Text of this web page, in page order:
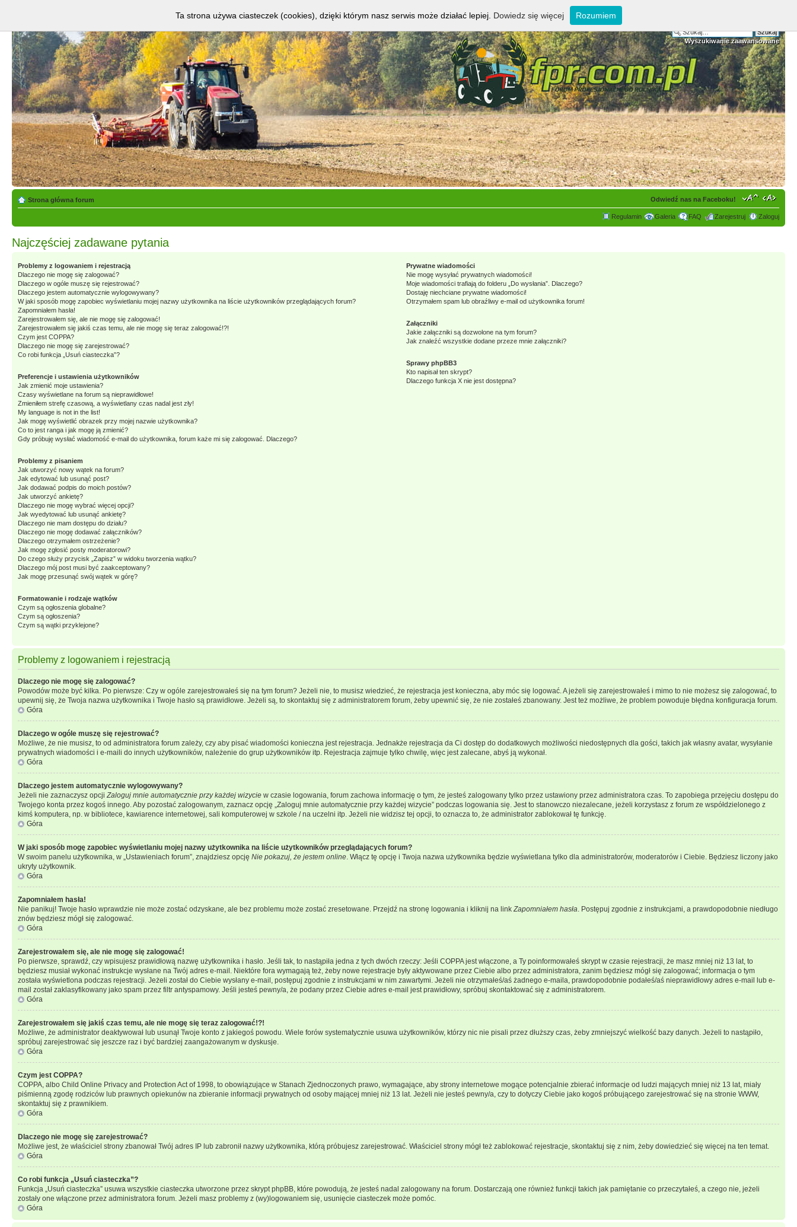
Wyszukiwanie zaawansowane
Strona główna forum Odwiedź nas na Faceboku!
Regulamin Galeria FAQ Zarejestruj Zaloguj
Najczęściej zadawane pytania
Problemy z logowaniem i rejestracją
Dlaczego nie mogę się zalogować?
Dlaczego w ogóle muszę się rejestrować?
Dlaczego jestem automatycznie wylogowywany?
W jaki sposób mogę zapobiec wyświetlaniu mojej nazwy użytkownika na liście użytkowników przeglądających forum?
Zapomniałem hasła!
Zarejestrowałem się, ale nie mogę się zalogować!
Zarejestrowałem się jakiś czas temu, ale nie mogę się teraz zalogować!?!
Czym jest COPPA?
Dlaczego nie mogę się zarejestrować?
Co robi funkcja „Usuń ciasteczka”?
Preferencje i ustawienia użytkowników
Jak zmienić moje ustawienia?
Czasy wyświetlane na forum są nieprawidłowe!
Zmieniłem strefę czasową, a wyświetlany czas nadal jest zły!
My language is not in the list!
Jak mogę wyświetlić obrazek przy mojej nazwie użytkownika?
Co to jest ranga i jak mogę ją zmienić?
Gdy próbuję wysłać wiadomość e-mail do użytkownika, forum każe mi się zalogować. Dlaczego?
Problemy z pisaniem
Jak utworzyć nowy wątek na forum?
Jak edytować lub usunąć post?
Jak dodawać podpis do moich postów?
Jak utworzyć ankietę?
Dlaczego nie mogę wybrać więcej opcji?
Jak wyedytować lub usunąć ankietę?
Dlaczego nie mam dostępu do działu?
Dlaczego nie mogę dodawać załączników?
Dlaczego otrzymałem ostrzeżenie?
Jak mogę zgłosić posty moderatorowi?
Do czego służy przycisk „Zapisz” w widoku tworzenia wątku?
Dlaczego mój post musi być zaakceptowany?
Jak mogę przesunąć swój wątek w górę?
Formatowanie i rodzaje wątków
Czym są ogłoszenia globalne?
Czym są ogłoszenia?
Czym są wątki przyklejone?
Prywatne wiadomości
Nie mogę wysyłać prywatnych wiadomości!
Moje wiadomości trafiają do folderu „Do wysłania”. Dlaczego?
Dostaję niechciane prywatne wiadomości!
Otrzymałem spam lub obraźliwy e-mail od użytkownika forum!
Załączniki
Jakie załączniki są dozwolone na tym forum?
Jak znaleźć wszystkie dodane przeze mnie załączniki?
Sprawy phpBB3
Kto napisał ten skrypt?
Dlaczego funkcja X nie jest dostępna?
Problemy z logowaniem i rejestracją
Dlaczego nie mogę się zalogować?
Powodów może być kilka. Po pierwsze: Czy w ogóle zarejestrowałeś się na tym forum? Jeżeli nie, to musisz wiedzieć, że rejestracja jest konieczna, aby móc się logować. A jeżeli się zarejestrowałeś i mimo to nie możesz się zalogować, to
upewnij się, że Twoja nazwa użytkownika i Twoje hasło są prawidłowe. Jeżeli są, to skontaktuj się z administratorem forum, żeby upewnić się, że nie zostałeś zbanowany. Jest też możliwe, że problem powoduje błędna konfiguracja forum.
Góra
Dlaczego w ogóle muszę się rejestrować?
Możliwe, że nie musisz, to od administratora forum zależy, czy aby pisać wiadomości konieczna jest rejestracja. Jednakże rejestracja da Ci dostęp do dodatkowych możliwości niedostępnych dla gości, takich jak własny avatar, wysyłanie
prywatnych wiadomości i e-maili do innych użytkowników, należenie do grup użytkowników itp. Rejestracja zajmuje tylko chwilę, więc jest zalecane, abyś ją wykonał.
Góra
Dlaczego jestem automatycznie wylogowywany?
Jeżeli nie zaznaczysz opcjiZaloguj mnie automatycznie przy każdej wizycie w czasie logowania, forum zachowa informację o tym, że jesteś zalogowany tylko przez ustawiony przez administratora czas. To zapobiega przejęciu dostępu do
Twojego konta przez kogoś innego. Aby pozostać zalogowanym, zaznacz opcję „Zaloguj mnie automatycznie przy każdej wizycie” podczas logowania się. Jest to stanowczo niezalecane, jeżeli korzystasz z forum ze współdzielonego z
kimś komputera, np. w bibliotece, kawiarence internetowej, sali komputerowej w szkole / na uczelni itp. Jeżeli nie widzisz tej opcji, to oznacza to, że administrator zablokował tę funkcję.
Góra
W jaki sposób mogę zapobiec wyświetlaniu mojej nazwy użytkownika na liście użytkowników przeglądających forum?
W swoim panelu użytkownika, w „Ustawieniach forum”, znajdziesz opcję Nie pokazuj, że jestem online. Włącz tę opcję i Twoja nazwa użytkownika będzie wyświetlana tylko dla administratorów, moderatorów i Ciebie. Będziesz liczony jako
ukryty użytkownik.
Góra
Zapomniałem hasła!
Nie panikuj! Twoje hasło wprawdzie nie może zostać odzyskane, ale bez problemu może zostać zresetowane. Przejdź na stronę logowania i kliknij na linkZapomniałem hasła. Postępuj zgodnie z instrukcjami, a prawdopodobnie niedługo
znów będziesz mógł się zalogować.
Góra
Zarejestrowałem się, ale nie mogę się zalogować!
Po pierwsze, sprawdź, czy wpisujesz prawidłową nazwę użytkownika i hasło. Jeśli tak, to nastąpiła jedna z tych dwóch rzeczy: Jeśli COPPA jest włączone, a Ty poinformowałeś skrypt w czasie rejestracji, że masz mniej niż 13 lat, to
będziesz musiał wykonać instrukcje wysłane na Twój adres e-mail. Niektóre fora wymagają też, żeby nowe rejestracje były aktywowane przez Ciebie albo przez administratora, zanim będziesz mógł się zalogować; informacja o tym
została wyświetlona podczas rejestracji. Jeżeli został do Ciebie wysłany e-mail, postępuj zgodnie z instrukcjami w nim zawartymi. Jeżeli nie otrzymałeś/aś żadnego e-maila, prawdopodobnie podałeś/aś nieprawidłowy adres e-mail lub e-
mail został zaklasyfikowany jako spam przez filtr antyspamowy. Jeśli jesteś pewny/a, że podany przez Ciebie adres e-mail jest prawidłowy, spróbuj skontaktować się z administratorem.
Góra
Zarejestrowałem się jakiś czas temu, ale nie mogę się teraz zalogować!?!
Możliwe, że administrator deaktywował lub usunął Twoje konto z jakiegoś powodu. Wiele forów systematycznie usuwa użytkowników, którzy nic nie pisali przez dłuższy czas, żeby zmniejszyć wielkość bazy danych. Jeżeli to nastąpiło,
spróbuj zarejestrować się jeszcze raz i być bardziej zaangażowanym w dyskusje.
Góra
Czym jest COPPA?
COPPA, albo Child Online Privacy and Protection Act of 1998, to obowiązujące w Stanach Zjednoczonych prawo, wymagające, aby strony internetowe mogące potencjalnie zbierać informacje od ludzi mających mniej niż 13 lat, miały
piśmienną zgodę rodziców lub prawnych opiekunów na zbieranie informacji prywatnych od osoby mającej mniej niż 13 lat. Jeżeli nie jesteś pewny/a, czy to dotyczy Ciebie jako kogoś próbującego zarejestrować się na stronie WWW,
skontaktuj się z prawnikiem.
Góra
Dlaczego nie mogę się zarejestrować?
Możliwe jest, że właściciel strony zbanował Twój adres IP lub zabronił nazwy użytkownika, którą próbujesz zarejestrować. Właściciel strony mógł też zablokować rejestracje, skontaktuj się z nim, żeby dowiedzieć się więcej na ten temat.
Góra
Co robi funkcja „Usuń ciasteczka”?
Funkcja „Usuń ciasteczka” usuwa wszystkie ciasteczka utworzone przez skrypt phpBB, które powodują, że jesteś nadal zalogowany na forum. Dostarczają one również funkcji takich jak pamiętanie co przeczytałeś, a czego nie, jeżeli
zostały one włączone przez administratora forum. Jeżeli masz problemy z (wy)logowaniem się, usunięcie ciasteczek może pomóc.
Góra
Ta strona używa ciasteczek (cookies), dzięki którym nasz serwis może działać lepiej. Dowiedz się więcej Rozumiem